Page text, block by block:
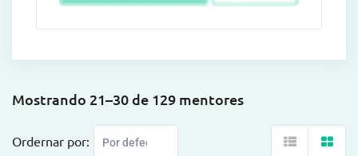
Mostrando 21–30 de 129 mentores
Ordernar por: